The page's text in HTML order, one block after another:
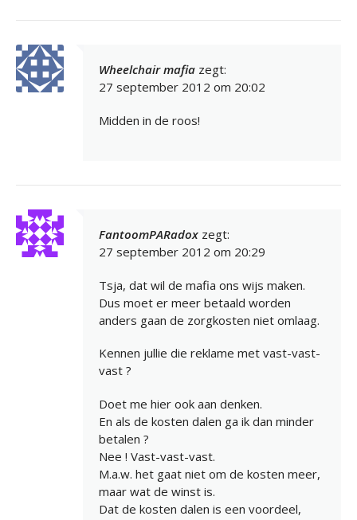
Wheelchair mafia zegt:
27 september 2012 om 20:02
Midden in de roos!
FantoomPARadox zegt:
27 september 2012 om 20:29
Tsja, dat wil de mafia ons wijs maken.
Dus moet er meer betaald worden
anders gaan de zorgkosten niet omlaag.
Kennen jullie die reklame met vast-vast-
vast ?
Doet me hier ook aan denken.
En als de kosten dalen ga ik dan minder
betalen ?
Nee ! Vast-vast-vast.
M.a.w. het gaat niet om de kosten meer,
maar wat de winst is.
Dat de kosten dalen is een voordeel,